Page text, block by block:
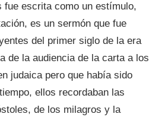
fue escrita como un estímulo,
es un sermón que fue
del primer siglo de la era
de la audiencia de la carta a los
judaica pero que había sido
ellos recordaban las
de los milagros y la